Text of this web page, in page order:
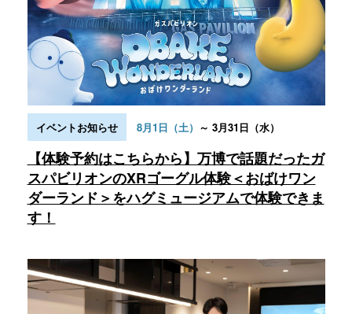
イベントお知らせ 8月1日（土） ～ 3月31日（水）
【体験予約はこちらから】万博で話題だったガ
スパビリオンのXRゴーグル体験＜おばけワン
ダーランド＞をハグミュージアムで体験できま
す！